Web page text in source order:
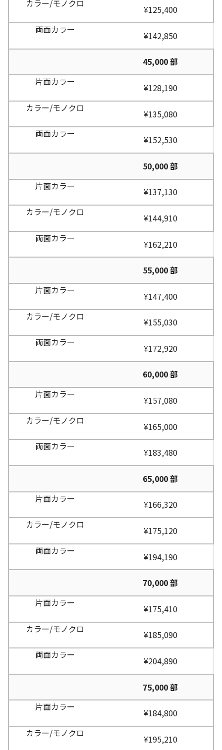
¥125,400
¥142,850
45,000 部
¥128,190
¥135,080
¥152,530
50,000 部
¥137,130
¥144,910
¥162,210
55,000 部
¥147,400
¥155,030
¥172,920
60,000 部
¥157,080
¥165,000
¥183,480
65,000 部
¥166,320
¥175,120
¥194,190
70,000 部
¥175,410
¥185,090
¥204,890
75,000 部
¥184,800
¥195,210